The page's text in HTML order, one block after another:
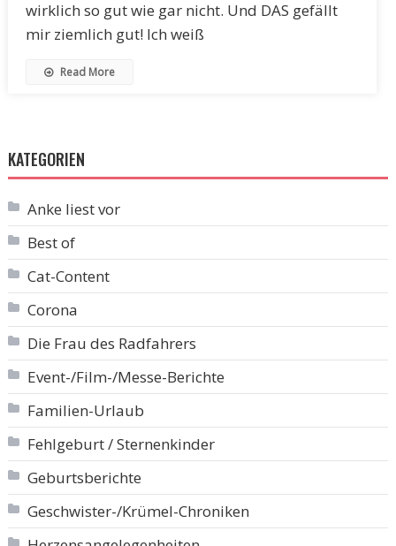
wirklich so gut wie gar nicht. Und DAS gefällt
mir ziemlich gut! Ich weiß
Read More
KATEGORIEN
Anke liest vor
Best of
Cat-Content
Corona
Die Frau des Radfahrers
Event-/Film-/Messe-Berichte
Familien-Urlaub
Fehlgeburt / Sternenkinder
Geburtsberichte
Geschwister-/Krümel-Chroniken